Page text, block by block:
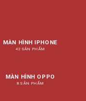
MÀN HÌNH IPHONE
42 SẢN PHẨM
MÀN HÌNH OPPO
8 SẢN PHẨM